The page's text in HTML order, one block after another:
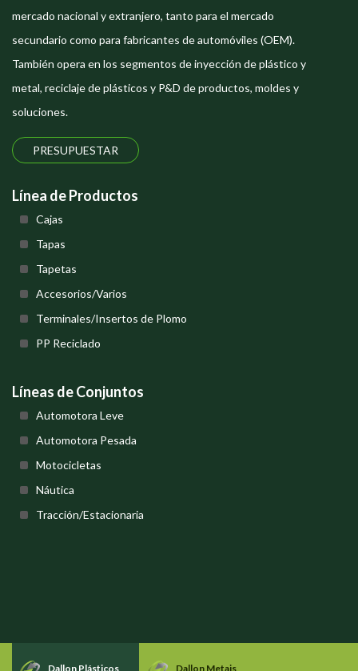
mercado nacional y extranjero, tanto para el mercado
secundario como para fabricantes de automóviles (OEM).
También opera en los segmentos de inyección de plástico y
metal, reciclaje de plásticos y P&D de productos, moldes y
soluciones.
PRESUPUESTAR
Línea de Productos
Cajas
Tapas
Tapetas
Accesorios/Varios
Terminales/Insertos de Plomo
PP Reciclado
Líneas de Conjuntos
Automotora Leve
Automotora Pesada
Motocicletas
Náutica
Tracción/Estacionaria
Dallon Plásticos Dallon Metais